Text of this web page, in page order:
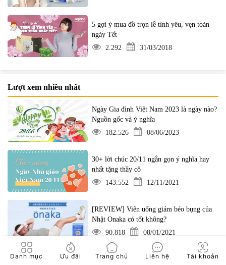
Danh mục Ưu đãi Trang chủ Liên hệ Tài khoản
5 gợi ý mua đồ trọn lễ tình yêu, vẹn toàn
ngày Tết
2.292
31/03/2018
Lượt xem nhiều nhất
Ngày Gia đình Việt Nam 2023 là ngày nào?
Nguồn gốc và ý nghĩa
182.526
08/06/2023
30+ lời chúc 20/11 ngắn gọn ý nghĩa hay
nhất tặng thầy cô
143.552
12/11/2021
[REVIEW] Viên uống giảm béo bụng của
Nhật Onaka có tốt không?
90.818
08/01/2021
Các ý tưởng trang trí Tết 2024 cho văn